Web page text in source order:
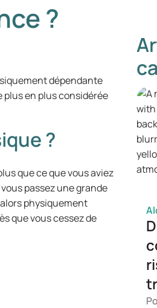
?
dépendante
en plus considérée
?
que ce que vous aviez
passez une grande
physiquement
que vous cessez de